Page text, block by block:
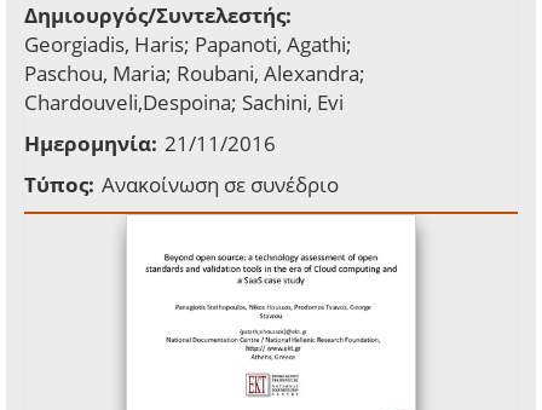
Δημιουργός/Συντελεστής:
Georgiadis, Haris; Papanoti, Agathi;
Paschou, Maria; Roubani, Alexandra;
Chardouveli,Despoina; Sachini, Evi
Ημερομηνία: 21/11/2016
Τύπος: Ανακοίνωση σε συνέδριο